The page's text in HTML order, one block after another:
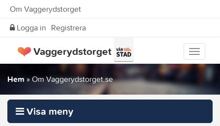
Om Vaggerydstorget
Logga in Registrera
Visa
meny
Vaggerydstorget
Hem»Om Vaggerydstorget.se
Visa meny